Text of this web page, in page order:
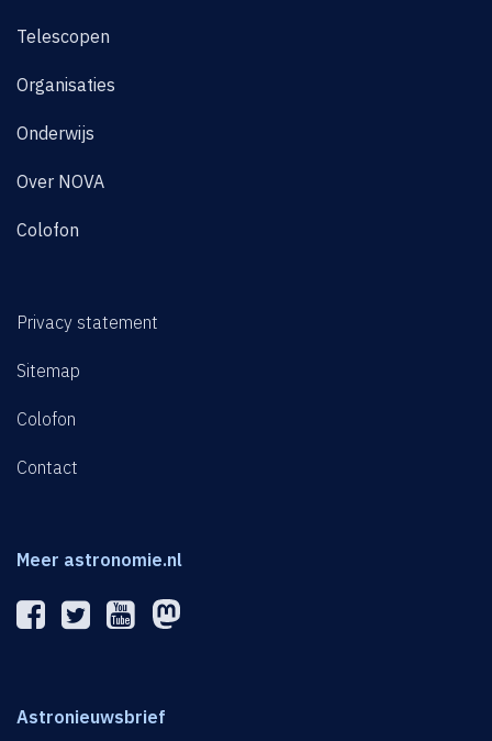
Telescopen
Organisaties
Onderwijs
Over NOVA
Colofon
Privacy statement
Sitemap
Colofon
Contact
Meer astronomie.nl
Astronieuwsbrief